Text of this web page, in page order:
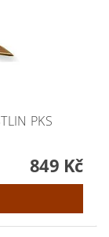
PKS
849 Kč